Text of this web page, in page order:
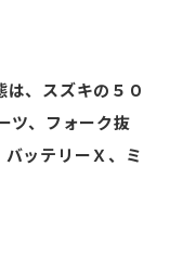
、スズキの５０
ツ、フォーク抜
ッテリーＸ、ミ